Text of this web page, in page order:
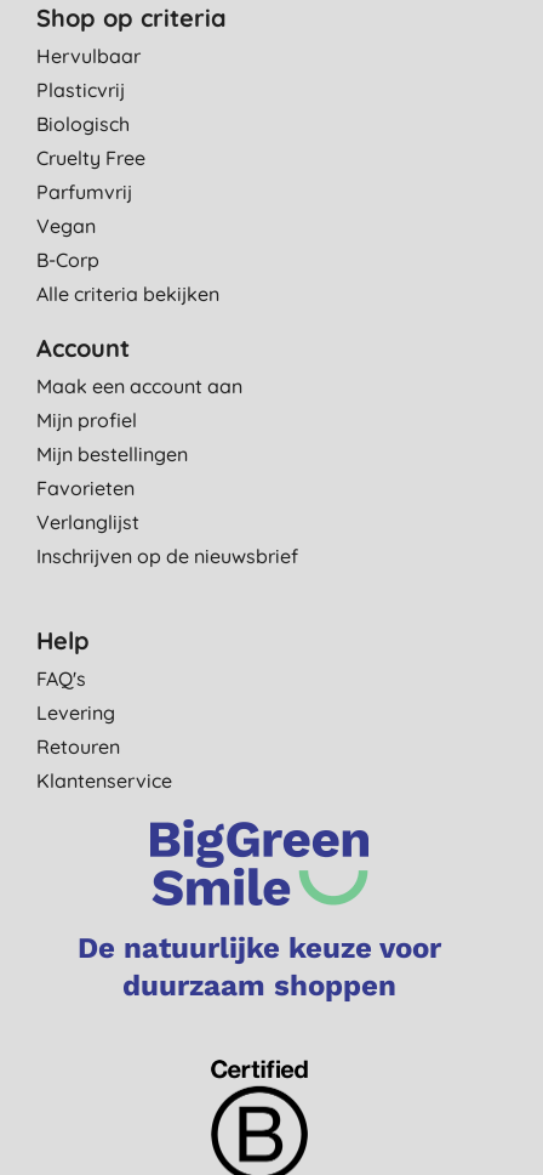
Shop op criteria
Hervulbaar
Plasticvrij
Biologisch
Cruelty Free
Parfumvrij
Vegan
B-Corp
Alle criteria bekijken
Account
Maak een account aan
Mijn profiel
Mijn bestellingen
Favorieten
Verlanglijst
Inschrijven op de nieuwsbrief
Help
FAQ's
Levering
Retouren
Klantenservice
De natuurlijke keuze voor
duurzaam shoppen